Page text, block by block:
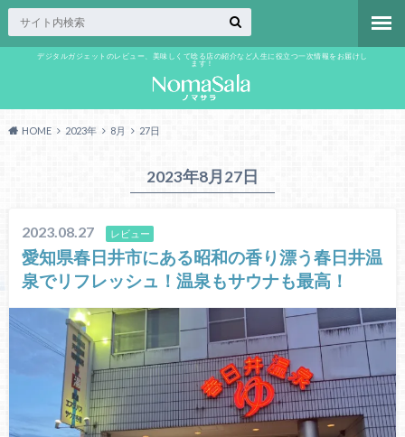
デジタルガジェットのレビュー、美味しくて唸る店の紹介など人生に役立つ一次情報をお届けし
ます！
HOME 2023年 8月 27日
2023年8月27日
2023.08.27 レビュー
愛知県春日井市にある昭和の香り漂う春日井温
泉でリフレッシュ！温泉もサウナも最高！